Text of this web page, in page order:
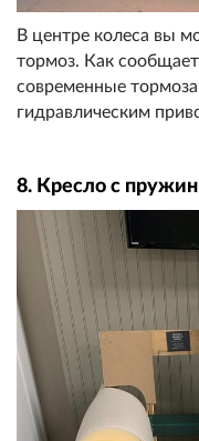
В центре колеса вы
тормоз. Как
современные
гидравлическим
8. Кресло с